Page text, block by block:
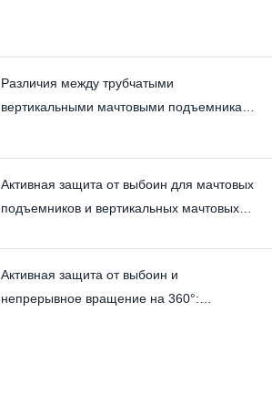
Различия между трубчатыми
вертикальными мачтовыми подъемниками
подъемниками с телескопической
стрелой, используемыми в вилочных
Активная защита от выбоин для мачтовых
подъемников и вертикальных мачтовых
Активная защита от выбоин и
непрерывное вращение на 360°: